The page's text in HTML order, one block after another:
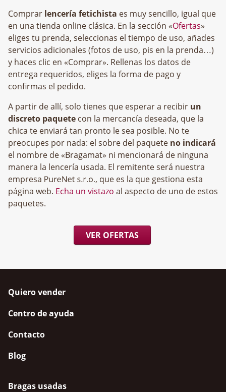
Comprar lencería fetichista es muy sencillo, igual que
en una tienda online clásica. En la sección «Ofertas»
eliges tu prenda, seleccionas el tiempo de uso, añades
servicios adicionales (fotos de uso, pis en la prenda…)
y haces clic en «Comprar». Rellenas los datos de
entrega requeridos, eliges la forma de pago y
confirmas el pedido.
A partir de allí, solo tienes que esperar a recibir un
discreto paquete con la mercancía deseada, que la
chica te enviará tan pronto le sea posible. No te
preocupes por nada: el sobre del paquete no indicará
el nombre de «Bragamat» ni mencionará de ninguna
manera la lencería usada. El remitente será nuestra
empresa
, que es la que gestiona esta
página web. Echa un vistazo al aspecto de uno de estos
paquetes.
VER OFERTAS
Quiero vender
Centro de ayuda
Contacto
Blog
Bragas usadas